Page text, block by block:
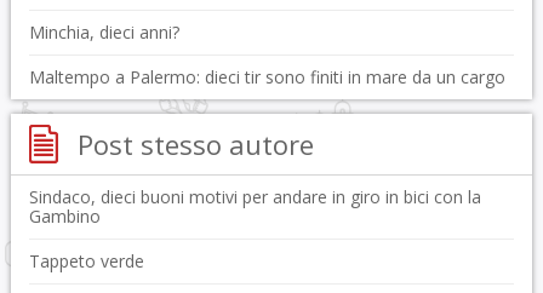
Minchia, dieci anni?
Maltempo a Palermo: dieci tir sono finiti in mare da un cargo
Post stesso autore
Sindaco, dieci buoni motivi per andare in giro in bici con la
Gambino
Tappeto verde